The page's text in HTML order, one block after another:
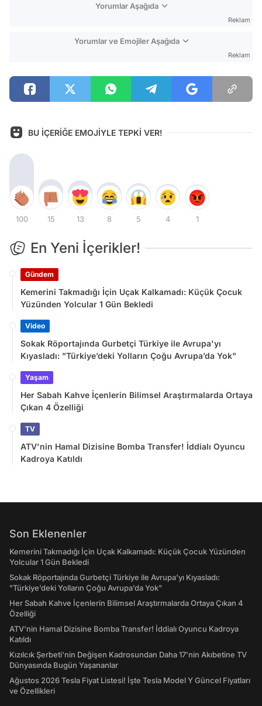
Yorumlar Aşağıda
Reklam
Yorumlar ve Emojiler Aşağıda
Reklam
BU İÇERİĞE EMOJİYLE TEPKİ VER!
100 15 13 8 5 4 1
En Yeni İçerikler!
Gündem
Kemerini Takmadığı İçin Uçak Kalkamadı: Küçük Çocuk
Yüzünden Yolcular 1 Gün Bekledi
Video
Sokak Röportajında Gurbetçi Türkiye ile Avrupa'yı
Kıyasladı: "Türkiye’deki Yolların Çoğu Avrupa’da Yok"
Yaşam
Her Sabah Kahve İçenlerin Bilimsel Araştırmalarda Ortaya
Çıkan 4 Özelliği
TV
ATV'nin Hamal Dizisine Bomba Transfer! İddialı Oyuncu
Kadroya Katıldı
Son Eklenenler
Kemerini Takmadığı İçin Uçak Kalkamadı: Küçük Çocuk Yüzünden
Yolcular 1 Gün Bekledi
Sokak Röportajında Gurbetçi Türkiye ile Avrupa'yı Kıyasladı:
"Türkiye’deki Yolların Çoğu Avrupa’da Yok"
Her Sabah Kahve İçenlerin Bilimsel Araştırmalarda Ortaya Çıkan 4
Özelliği
ATV'nin Hamal Dizisine Bomba Transfer! İddialı Oyuncu Kadroya
Katıldı
Kızılcık Şerbeti'nin Değişen Kadrosundan Daha 17'nin Akıbetine TV
Dünyasında Bugün Yaşananlar
Ağustos 2026 Tesla Fiyat Listesi! İşte Tesla Model Y Güncel Fiyatları
ve Özellikleri